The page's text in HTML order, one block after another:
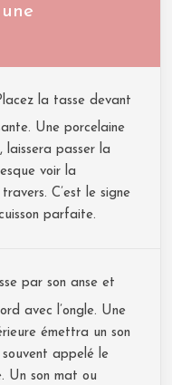
la tasse devant
Une porcelaine
passer la
voir la
C’est le signe
parfaite.
par son anse et
avec l’ongle. Une
émettra un son
appelé le
Un son mat ou